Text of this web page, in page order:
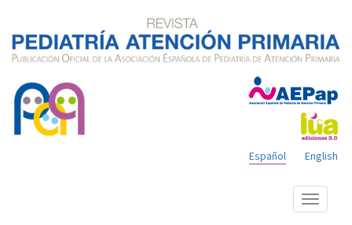
English
Español
Mostrar
menú